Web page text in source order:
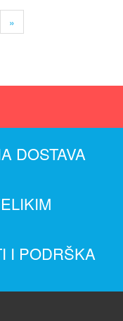
»
DOSTAVA
I PODRŠKA